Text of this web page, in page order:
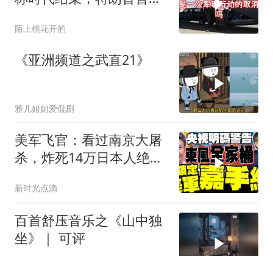
陌上桃花开的
《亚洲频道之武直21》
雅儿姐姐爱侃剧
美军飞官：看过南京大屠
杀，炸死14万日本人绝不
新时光点滴
百首舒压音乐之《山中独
坐》｜ 可评